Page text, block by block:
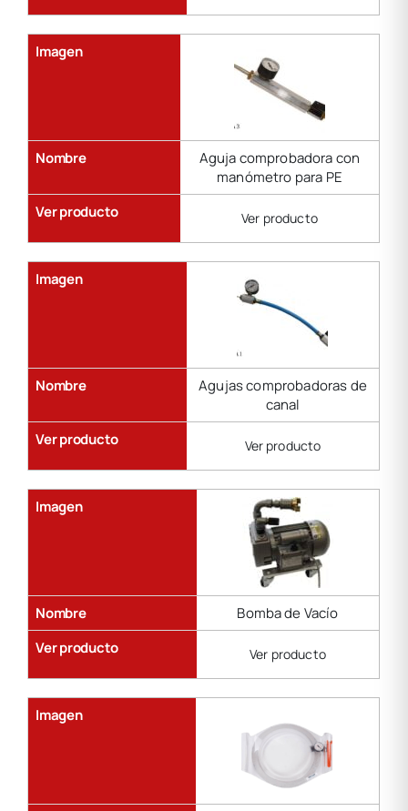
Imagen
Nombre
Aguja comprobadora con
manómetro para PE
Ver producto
Ver producto
Imagen
Nombre
Agujas comprobadoras de
canal
Ver producto
Ver producto
Imagen
Nombre
Bomba de Vacío
Ver producto
Ver producto
Imagen